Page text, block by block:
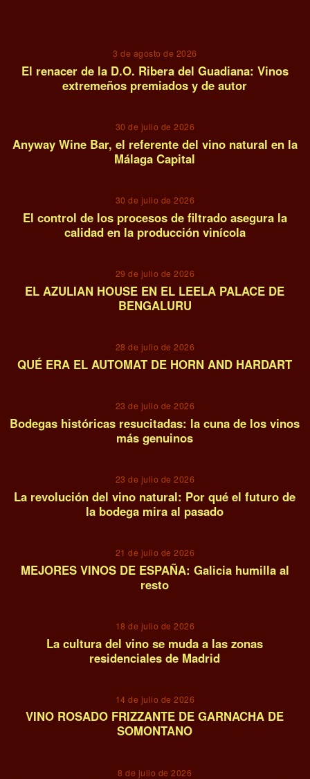
3 de agosto de 2026
El renacer de la D.O. Ribera del Guadiana: Vinos
extremeños premiados y de autor
30 de julio de 2026
Anyway Wine Bar, el referente del vino natural en la
Málaga Capital
30 de julio de 2026
El control de los procesos de filtrado asegura la
calidad en la producción vinícola
29 de julio de 2026
EL AZULIAN HOUSE EN EL LEELA PALACE DE
BENGALURU
28 de julio de 2026
QUÉ ERA EL AUTOMAT DE HORN AND HARDART
06
23 de julio de 2026
Bodegas históricas resucitadas: la cuna de los vinos
más genuinos
23 de julio de 2026
La revolución del vino natural: Por qué el futuro de
la bodega mira al pasado
21 de julio de 2026
MEJORES VINOS DE ESPAÑA: Galicia humilla al
resto
18 de julio de 2026
La cultura del vino se muda a las zonas
residenciales de Madrid
14 de julio de 2026
VINO ROSADO FRIZZANTE DE GARNACHA DE
SOMONTANO
8 de julio de 2026